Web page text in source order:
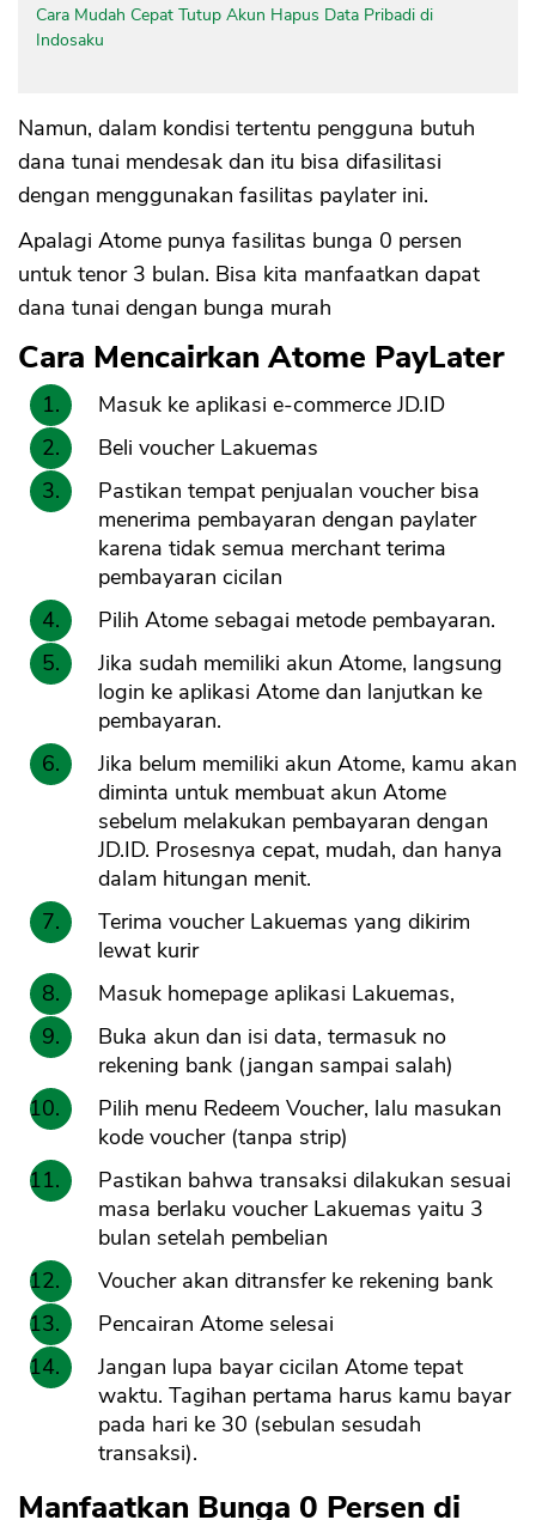
Cara Mudah Cepat Tutup Akun Hapus Data Pribadi di
Indosaku
Namun, dalam kondisi tertentu pengguna butuh
dana tunai mendesak dan itu bisa difasilitasi
dengan menggunakan fasilitas paylater ini.
Apalagi Atome punya fasilitas bunga 0 persen
untuk tenor 3 bulan. Bisa kita manfaatkan dapat
dana tunai dengan bunga murah
Cara Mencairkan Atome PayLater
Masuk ke aplikasi e-commerce JD.ID
Beli voucher Lakuemas
Pastikan tempat penjualan voucher bisa
menerima pembayaran dengan paylater
karena tidak semua merchant terima
pembayaran cicilan
Pilih Atome sebagai metode pembayaran.
Jika sudah memiliki akun Atome, langsung
login ke aplikasi Atome dan lanjutkan ke
pembayaran.
Jika belum memiliki akun Atome, kamu akan
diminta untuk membuat akun Atome
sebelum melakukan pembayaran dengan
JD.ID. Prosesnya cepat, mudah, dan hanya
dalam hitungan menit.
Terima voucher Lakuemas yang dikirim
lewat kurir
Masuk homepage aplikasi Lakuemas,
Buka akun dan isi data, termasuk no
rekening bank (jangan sampai salah)
Pilih menu Redeem Voucher, lalu masukan
kode voucher (tanpa strip)
Pastikan bahwa transaksi dilakukan sesuai
masa berlaku voucher Lakuemas yaitu 3
bulan setelah pembelian
Voucher akan ditransfer ke rekening bank
Pencairan Atome selesai
Jangan lupa bayar cicilan Atome tepat
waktu. Tagihan pertama harus kamu bayar
pada hari ke 30 (sebulan sesudah
transaksi).
Manfaatkan Bunga 0 Persen di